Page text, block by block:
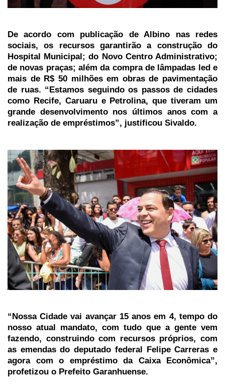
De acordo com publicação de Albino nas redes
sociais, os recursos garantirão a construção do
Hospital Municipal; do Novo Centro Administrativo;
de novas praças; além da compra de lâmpadas led e
mais de R$ 50 milhões em obras de pavimentação
de ruas. “Estamos seguindo os passos de cidades
como Recife, Caruaru e Petrolina, que tiveram um
grande desenvolvimento nos últimos anos com a
realização de empréstimos”, justificou Sivaldo.
“Nossa Cidade vai avançar 15 anos em 4, tempo do
nosso atual mandato, com tudo que a gente vem
fazendo, construindo com recursos próprios, com
as emendas do deputado federal Felipe Carreras e
agora com o empréstimo da Caixa Econômica”,
profetizou o Prefeito Garanhuense.